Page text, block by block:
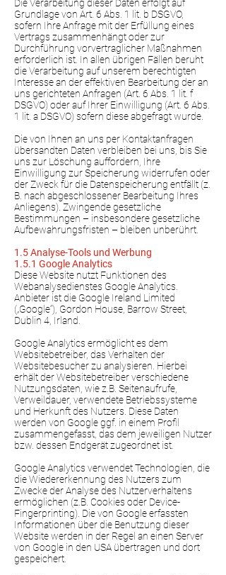
Die Verarbeitung dieser Daten erfolgt auf
Grundlage von Art. 6 Abs. 1 lit. b DSGVO,
sofern Ihre Anfrage mit der Erfüllung eines
Vertrags zusammenhängt oder zur
Durchführung vorvertraglicher Maßnahmen
erforderlich ist. In allen übrigen Fällen beruht
die Verarbeitung auf unserem berechtigten
Interesse an der effektiven Bearbeitung der an
uns gerichteten Anfragen (Art. 6 Abs. 1 lit. f
DSGVO) oder auf Ihrer Einwilligung (Art. 6 Abs.
1 lit. a DSGVO) sofern diese abgefragt wurde.
Die von Ihnen an uns per Kontaktanfragen
übersandten Daten verbleiben bei uns, bis Sie
uns zur Löschung auffordern, Ihre
Einwilligung zur Speicherung widerrufen oder
der Zweck für die Datenspeicherung entfällt (z.
B. nach abgeschlossener Bearbeitung Ihres
Anliegens). Zwingende gesetzliche
Bestimmungen – insbesondere gesetzliche
Aufbewahrungsfristen – bleiben unberührt.
1.5 Analyse-Tools und Werbung
1.5.1 Google Analytics
Diese Website nutzt Funktionen des
Webanalysedienstes Google Analytics.
Anbieter ist die Google Ireland Limited
(„Google“), Gordon House, Barrow Street,
Dublin 4, Irland.
Google Analytics ermöglicht es dem
Websitebetreiber, das Verhalten der
Websitebesucher zu analysieren. Hierbei
erhält der Websitebetreiber verschiedene
Nutzungsdaten, wie z.B. Seitenaufrufe,
Verweildauer, verwendete Betriebssysteme
und Herkunft des Nutzers. Diese Daten
werden von Google ggf. in einem Profil
zusammengefasst, das dem jeweiligen Nutzer
bzw. dessen Endgerät zugeordnet ist.
Google Analytics verwendet Technologien, die
die Wiedererkennung des Nutzers zum
Zwecke der Analyse des Nutzerverhaltens
ermöglichen (z.B. Cookies oder Device-
Fingerprinting). Die von Google erfassten
Informationen über die Benutzung dieser
Website werden in der Regel an einen Server
von Google in den USA übertragen und dort
gespeichert.